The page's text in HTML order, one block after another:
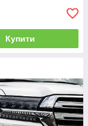
Купити